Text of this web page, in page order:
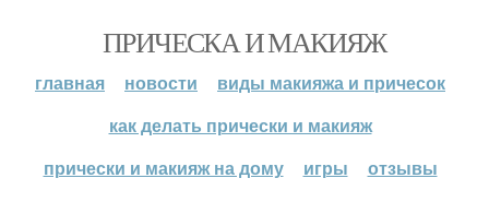
ПРИЧЕСКА И МАКИЯЖ
главная новости
виды макияжа и причесок
как делать прически и макияж
прически и макияж на дому
игры отзывы